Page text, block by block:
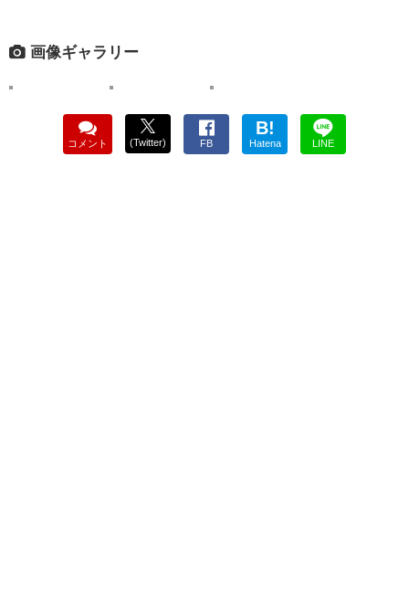
画像ギャラリー
コメント (Twitter) FB
B!
Hatena LINE